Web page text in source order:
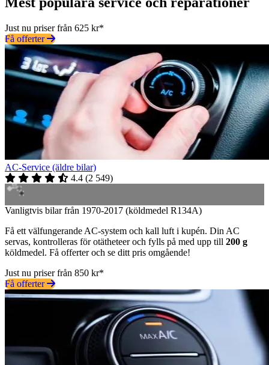
Just nu priser från 625 kr*
Få offerter
AC-Service (äldre bilar)
4.4 (2 549)
Vanligtvis bilar från 1970-2017 (köldmedel R134A)
Få ett välfungerande AC-system och kall luft i kupén. Din AC
servas, kontrolleras för otätheteer och fylls på med upp till 200 g
köldmedel. Få offerter och se ditt pris omgående!
Just nu priser från 850 kr*
Få offerter